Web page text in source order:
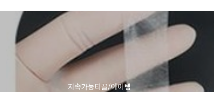
지속가능티끌/아이템